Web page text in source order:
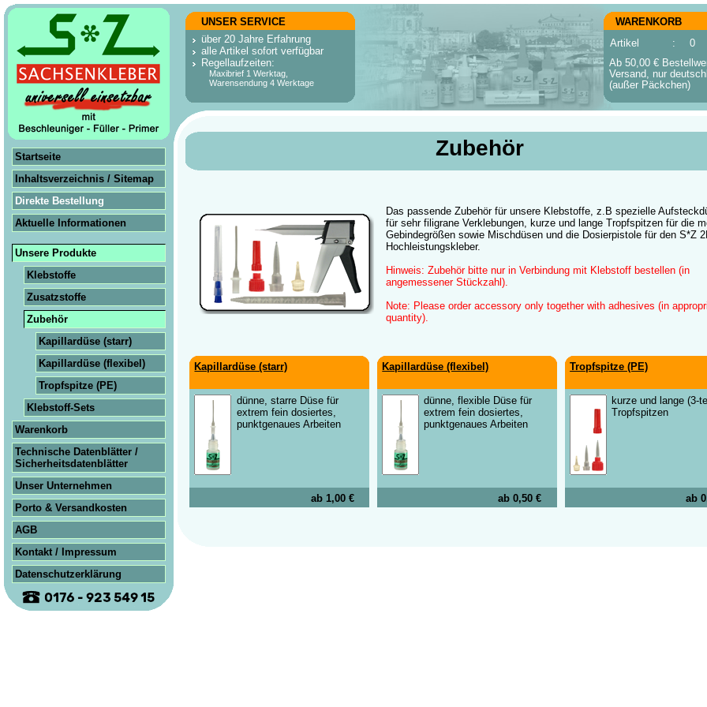
UNSER SERVICE
über 20 Jahre Erfahrung
alle Artikel sofort verfügbar
Regellaufzeiten:
Maxibrief 1 Werktag,
Warensendung 4 Werktage
WARENKORB
Artikel
: 0
Ab 50,00 €
Versand, nur
(außer Päckchen)
Startseite
Inhaltsverzeichnis / Sitemap
Direkte Bestellung
Aktuelle Informationen
Unsere Produkte
Klebstoffe
Zusatzstoffe
Zubehör
Kapillar­düse (starr)
Kapillardüse (flexibel)
Tropf­spitze (PE)
Klebstoff-Sets
Warenkorb
Technische Datenblätter /
Sicherheits­datenblätter
Unser Unternehmen
Porto & Versandkosten
AGB
Kontakt / Impressum
Datenschutzerklärung
Zubehör
Das passende Zubehör für unsere Klebstoffe, z.B spezielle
für sehr filigrane Verklebungen, kurze und lange Tropfspitzen für die
Gebindegrößen sowie Mischdüsen und die Dosierpistole für den S*Z
Hochleistungskleber.
Hinweis: Zubehör bitte nur in Verbindung mit Klebstoff bestellen (in
angemessener Stückzahl).
Note: Please order accessory only together with adhesives (in
quantity).
Kapillar­düse (starr)
dünne, starre Düse für
extrem fein dosiertes,
punktgenaues Arbeiten
ab 1,00 €
Kapillardüse (flexibel)
dünne, flexible Düse für
extrem fein dosiertes,
punktgenaues Arbeiten
ab 0,50 €
Tropf­spitze (PE)
kurze und lange (3-
Tropfspitzen
ab